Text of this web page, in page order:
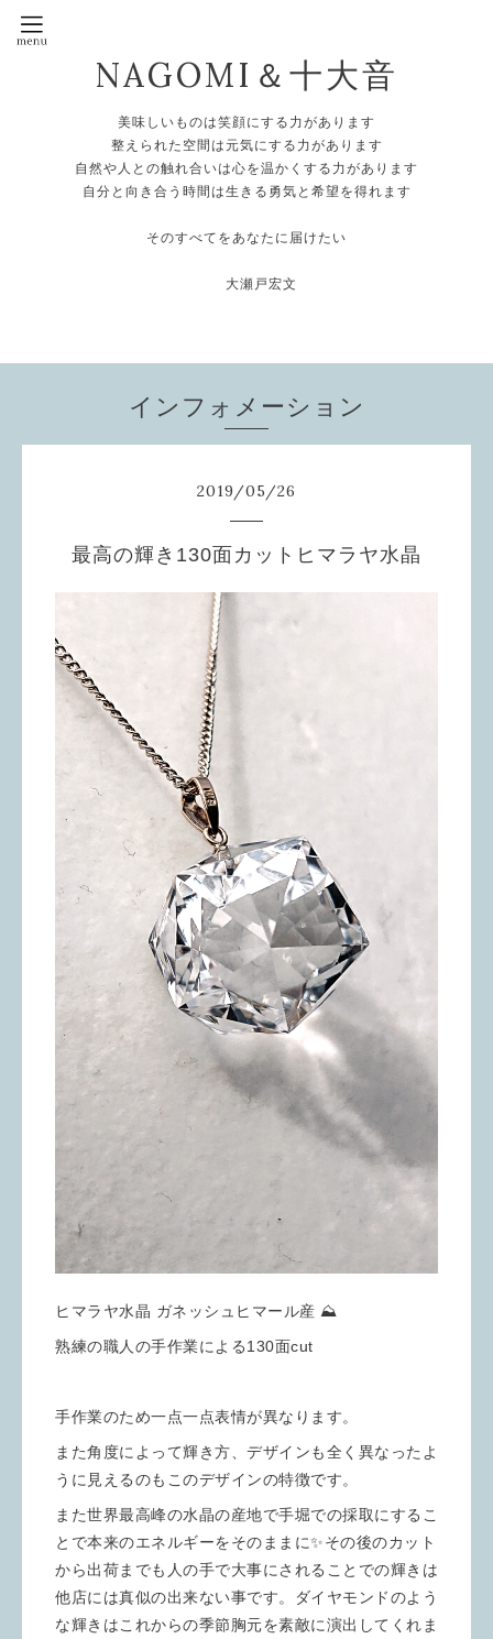
NAGOMI＆十大音
美味しいものは笑顔にする力があります
整えられた空間は元気にする力があります
自然や人との触れ合いは心を温かくする力があります
自分と向き合う時間は生きる勇気と希望を得れます
そのすべてをあなたに届けたい
大瀬戸宏文
インフォメーション
2019/05/26
最高の輝き130面カットヒマラヤ水晶
ヒマラヤ水晶 ガネッシュヒマール産 ⛰️
熟練の職人の手作業による130面cut
手作業のため一点一点表情が異なります。
また角度によって輝き方、デザインも全く異なったよ
うに見えるのもこのデザインの特徴です。
また世界最高峰の水晶の産地で手堀での採取にするこ
とで本来のエネルギーをそのままに✨その後のカット
から出荷までも人の手で大事にされることでの輝きは
他店には真似の出来ない事です。ダイヤモンドのよう
な輝きはこれからの季節胸元を素敵に演出してくれま